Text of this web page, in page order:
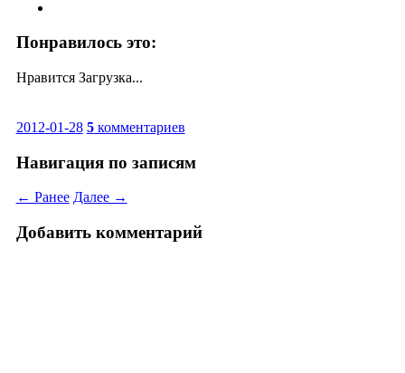
Понравилось это:
Нравится Загрузка...
2012-01-28 5комментариев
Навигация по записям
← Ранее Далее →
Добавить комментарий